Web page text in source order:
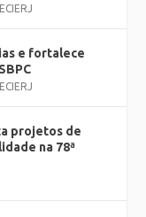
e fortalece
projetos de
na 78ª